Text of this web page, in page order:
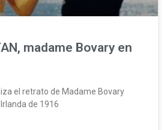
madame Bovary en
el retrato de Madame Bovary
de 1916